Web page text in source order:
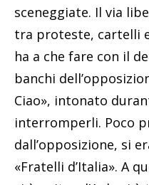
sceneggiate. Il via
tra proteste, cartelli
ha a che fare con il
banchi
Ciao», intonato
interromperli. Poco
dall’opposizione, si
«Fratelli d’Italia». A